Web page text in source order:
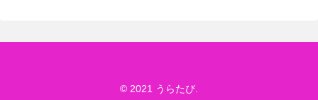
© 2021 うらたび.